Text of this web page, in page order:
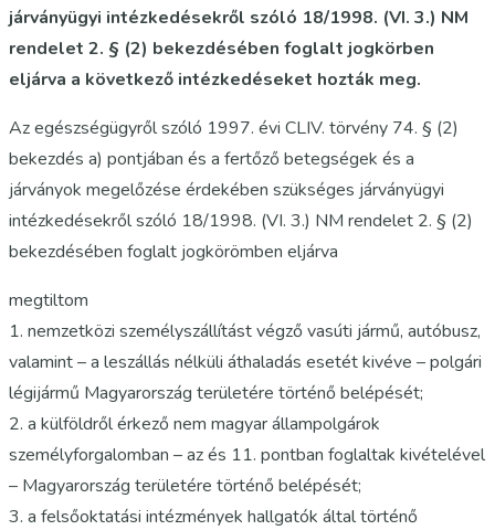
járványügyi intézkedésekről szóló 18/1998. (VI. 3.) NM
rendelet 2. § (2) bekezdésében foglalt jogkörben
eljárva a következő intézkedéseket hozták meg.
Az egészségügyről szóló 1997. évi CLIV. törvény 74. § (2)
bekezdés a) pontjában és a fertőző betegségek és a
járványok megelőzése érdekében szükséges járványügyi
intézkedésekről szóló 18/1998. (VI. 3.) NM rendelet 2. § (2)
bekezdésében foglalt jogkörömben eljárva
megtiltom
1. nemzetközi személyszállítást végző vasúti jármű, autóbusz,
valamint – a leszállás nélküli áthaladás esetét kivéve – polgári
légijármű Magyarország területére történő belépését;
2. a külföldről érkező nem magyar állampolgárok
személyforgalomban – az és 11. pontban foglaltak kivételével
– Magyarország területére történő belépését;
3. a felsőoktatási intézmények hallgatók által történő